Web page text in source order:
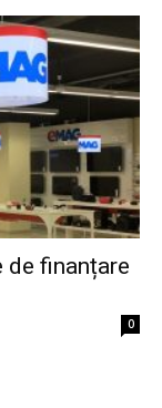
de finanțare
0